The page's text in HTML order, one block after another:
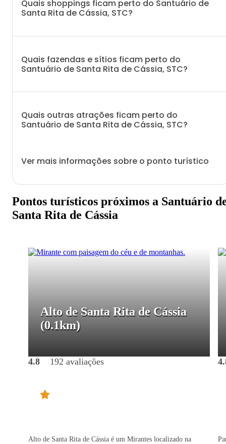
Quais shoppings ficam perto do Santuário de
Santa Rita de Cássia, STC?
Quais fazendas e sítios ficam perto do
Santuário de Santa Rita de Cássia, STC?
Quais outras atrações ficam perto do
Santuário de Santa Rita de Cássia, STC?
Ver mais informações sobre o ponto turístico
Pontos turísticos próximos a Santuário
Santa Rita de Cássia
Alto de Santa Rita de Cássia
(0.1km)
4.8 192 avaliações
Alto de Santa Rita de Cássia é um Mirantes localizado na